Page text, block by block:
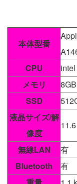
本体型番
CPU
メモリ
SSD
液晶サイズ/解
像度
無線LAN
有
Bluetooth
有